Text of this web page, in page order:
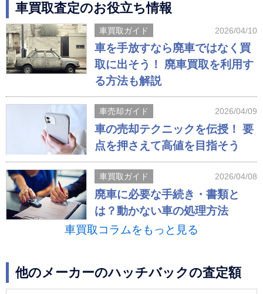
車買取査定のお役立ち情報
車買取ガイド 2026/04/10
車を手放すなら廃車ではなく買
取に出そう！ 廃車買取を利用す
る方法も解説
車売却ガイド 2026/04/09
車の売却テクニックを伝授！ 要
点を押さえて高値を目指そう
車買取ガイド 2026/04/08
廃車に必要な手続き・書類と
は？動かない車の処理方法
車買取コラムをもっと見る
他のメーカーのハッチバックの査定額